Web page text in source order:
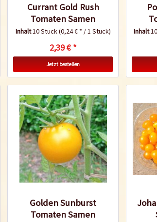
Currant Gold Rush
Tomaten Samen
Inhalt10 Stück(0,24 € * / 1 Stück)
2,39 € *
Jetzt bestellen
Inhalt
Golden Sunburst
Tomaten Samen